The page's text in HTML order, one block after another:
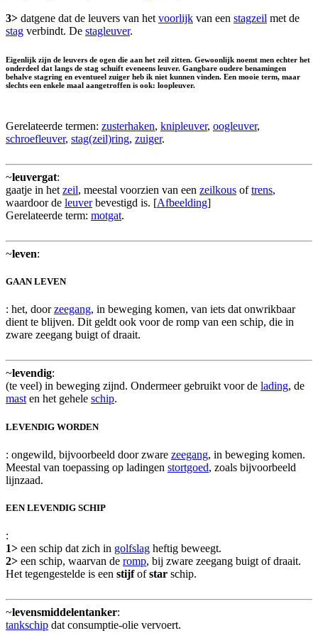
3> datgene dat de leuvers van het voorlijk van een stagzeil met de
stag verbindt. De stagleuver.
Eigenlijk zijn de leuvers de ogen die aan het zeil zitten. Gewoonlijk noemt men echter het
onderdeel dat langs de stag schuift eveneens leuver. Gangbare oudere benamingen
behalve stagring en eventueel zuiger heb ik niet kunnen vinden. Een mooie term, maar
slechts een enkele maal aangetroffen is ook: loopleuver.
Gerelateerde termen: zusterhaken, knipleuver, oogleuver,
schroefleuver, stag(zeil)ring, zuiger.
~leuvergat:
gaatje in het zeil, meestal voorzien van een zeilkous oftrens,
waardoor de leuverbevestigd is. [Afbeelding]
Gerelateerde term: motgat.
~leven:
GAAN LEVEN
: het, doorzeegang, in beweging komen, van iets dat onwrikbaar
dient te blijven. Dit geldt ook voor de romp van een schip, die in
zware zeegang buigt of draait.
~levendig:
(te veel) in beweging zijnd. Ondermeer gebruikt voor de lading, de
mast en het gehele schip.
LEVENDIG WORDEN
: ongewild, bijvoorbeeld door zware zeegang, in beweging komen.
Meestal van toepassing op ladingen stortgoed, zoals bijvoorbeeld
lijnzaad.
EEN LEVENDIG SCHIP
:
1> een schip dat zich in golfslag heftig beweegt.
2> een schip, waarvan de romp, bij zware zeegang buigt of draait.
Het tegengestelde is een stijfofstar schip.
~levensmiddelentanker:
tankschip dat consumptie-olie vervoert.